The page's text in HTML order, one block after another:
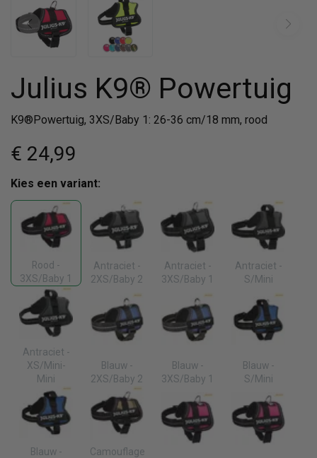
Julius K9® Powertuig
K9®Powertuig, 3XS/Baby 1: 26-36 cm/18 mm, rood
€ 24,99
Kies een variant:
Rood -
3XS/Baby 1
Antraciet -
2XS/Baby 2
Antraciet -
3XS/Baby 1
Antraciet -
S/Mini
Antraciet -
XS/Mini-
Mini
Blauw -
2XS/Baby 2
Blauw -
3XS/Baby 1
Blauw -
S/Mini
Blauw -
Camouflage